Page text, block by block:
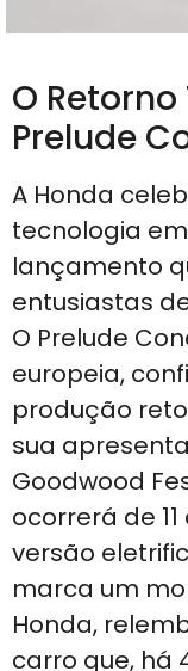
O
Prelude
A Honda
tecnologia
lançamento
entusiastas
O Prelude
europeia,
produção
sua
Goodwood
ocorrerá de
versão
marca um
Honda,
carro que, há